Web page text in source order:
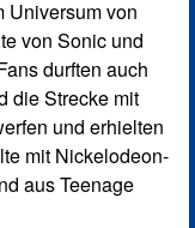
Universum von
von Sonic und
durften auch
die Strecke mit
und erhielten
mit Nickelodeon-
aus Teenage